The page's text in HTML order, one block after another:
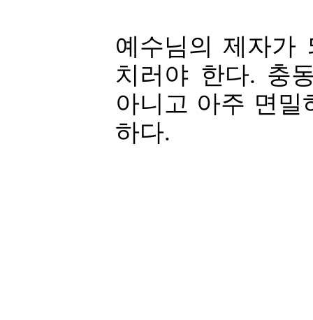
예수님의 제자가
치러야 한다. 충
아니고 아주 면
하다.